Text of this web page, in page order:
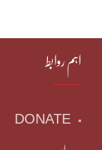
اہم روابط
DONATE